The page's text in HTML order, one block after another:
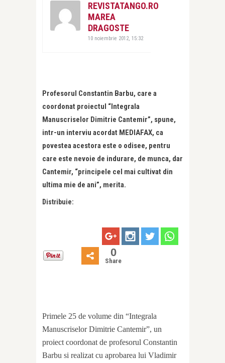
REVISTATANGO.RO
MAREA
DRAGOSTE
10 noiembrie 2012, 15:32
Profesorul Constantin Barbu, care a
coordonat proiectul “Integrala
Manuscriselor Dimitrie Cantemir”, spune,
intr-un interviu acordat MEDIAFAX, ca
povestea acestora este o odisee, pentru
care este nevoie de indurare, de munca, dar
Cantemir, “principele cel mai cultivat din
ultima mie de ani”, merita.
Distribuie:
0
Share
Primele 25 de volume din “Integrala
Manuscriselor Dimitrie Cantemir”, un
proiect coordonat de profesorul Constantin
Barbu si realizat cu aprobarea lui Vladimir